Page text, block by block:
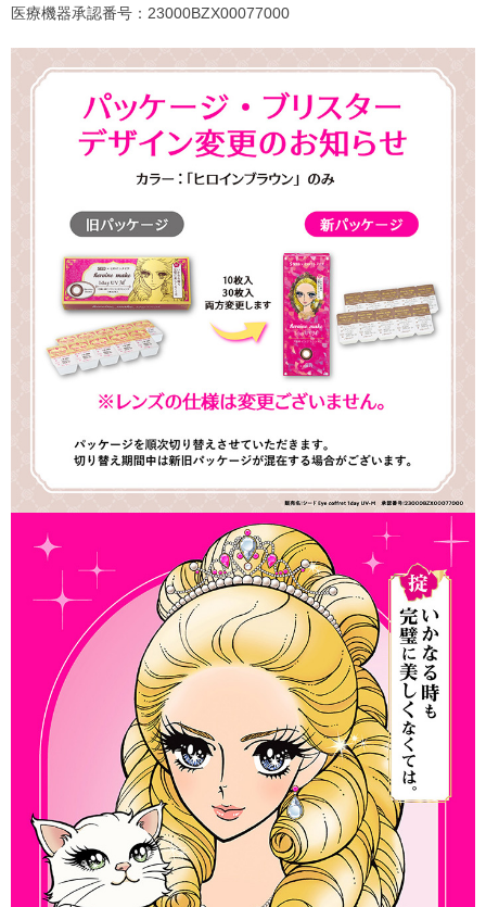
医療機器承認番号：23000BZX00077000